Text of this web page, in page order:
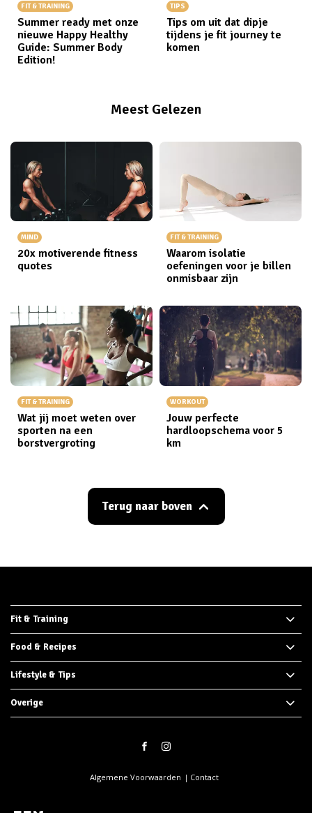
FIT & TRAINING
Summer ready met onze
nieuwe Happy Healthy
Guide: Summer Body
Edition!
TIPS
Tips om uit dat dipje
tijdens je fit journey te
komen
Meest Gelezen
MIND
20x motiverende fitness
quotes
FIT & TRAINING
Waarom isolatie
oefeningen voor je billen
onmisbaar zijn
FIT & TRAINING
Wat jij moet weten over
sporten na een
borstvergroting
WORKOUT
Jouw perfecte
hardloopschema voor 5
km
Terug naar boven
Fit & Training
Food & Recipes
Lifestyle & Tips
Overige
Algemene Voorwaarden Contact